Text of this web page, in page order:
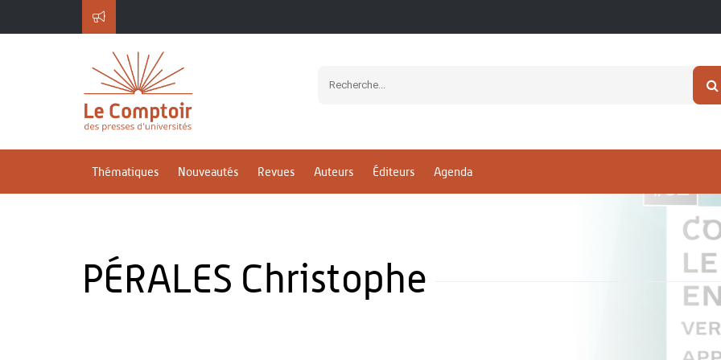
Thématiques Nouveautés Revues Auteurs Éditeurs Agenda
PÉRALES Christophe